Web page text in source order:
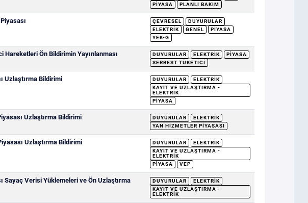
PIYASA
PLANLI BAKIM
ÇEVRESEL
DUYURULAR
ELEKTRIK
GENEL
PIYASA
YEK-G
Ön Bildirimin Yayınlanması DUYURULAR ELEKTRIK
PIYASA
SERBEST TÜKETICI
Uzlaştırma Bildirimi DUYURULAR
ELEKTRIK
KAYIT VE UZLAŞTIRMA -
ELEKTRIK
PIYASA
Uzlaştırma Bildirimi DUYURULAR
ELEKTRIK
YAN HIZMETLER PIYASASI
Uzlaştırma Bildirimi DUYURULAR
ELEKTRIK
KAYIT VE UZLAŞTIRMA -
ELEKTRIK
PIYASA
VEP
Sayaç Verisi Yüklemeleri ve Ön Uzlaştırma
DUYURULAR
ELEKTRIK
KAYIT VE UZLAŞTIRMA -
ELEKTRIK